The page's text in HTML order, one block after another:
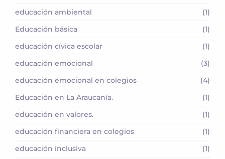
educación ambiental
(1)
Educación básica
(1)
educación cívica escolar
(1)
educación emocional
(3)
educación emocional en colegios
(4)
Educación en La Araucanía.
(1)
educación en valores.
(1)
educación financiera en colegios
(1)
educación inclusiva
(1)